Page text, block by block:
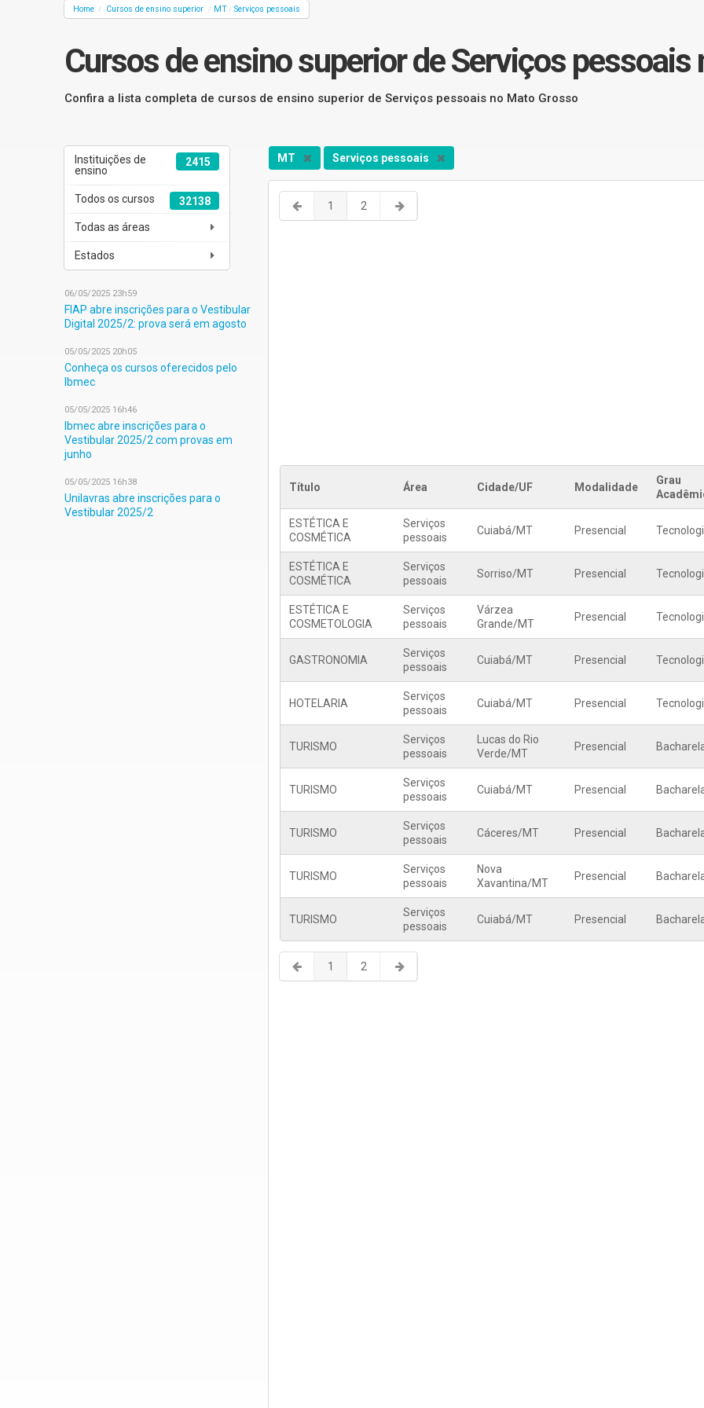
Home / Cursos de ensino superior / MT / Serviços pessoais
Cursos de ensino superior de Serviços pessoais
Confira a lista completa de cursos de ensino superior de Serviços pessoais no Mato Grosso
2415
Instituições de
ensino
32138
Todos os cursos
Todas as áreas
Estados
06/05/2025 23h59
FIAP abre inscrições para o Vestibular
Digital 2025/2: prova será em agosto
05/05/2025 20h05
Conheça os cursos oferecidos pelo
Ibmec
05/05/2025 16h46
Ibmec abre inscrições para o
Vestibular 2025/2 com provas em
junho
05/05/2025 16h38
Unilavras abre inscrições para o
Vestibular 2025/2
MT Serviços pessoais
1 2
Título Área Cidade/UF Modalidade
Grau
ESTÉTICA E
COSMÉTICA
Serviços
pessoais
Cuiabá/MT Presencial
ESTÉTICA E
COSMÉTICA
Serviços
pessoais
Sorriso/MT Presencial
ESTÉTICA E
COSMETOLOGIA
Serviços
pessoais
Várzea
Grande/MT
Presencial
GASTRONOMIA
Serviços
pessoais
Cuiabá/MT Presencial
HOTELARIA
Serviços
pessoais
Cuiabá/MT Presencial
TURISMO
Serviços
pessoais
Lucas do Rio
Verde/MT
Presencial
TURISMO
Serviços
pessoais
Cuiabá/MT Presencial
TURISMO
Serviços
pessoais
Cáceres/MT Presencial
TURISMO
Serviços
pessoais
Nova
Xavantina/MT
Presencial
TURISMO
Serviços
pessoais
Cuiabá/MT Presencial
1 2